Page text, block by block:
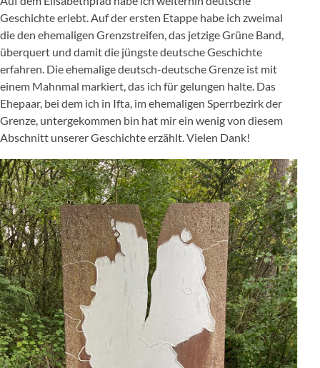
Geschichte erlebt. Auf der ersten Etappe habe ich zweimal
die den ehemaligen Grenzstreifen, das jetzige Grüne Band,
überquert und damit die jüngste deutsche Geschichte
erfahren. Die ehemalige deutsch-deutsche Grenze ist mit
einem Mahnmal markiert, das ich für gelungen halte. Das
Ehepaar, bei dem ich in Ifta, im ehemaligen Sperrbezirk der
Grenze, untergekommen bin hat mir ein wenig von diesem
Abschnitt unserer Geschichte erzählt. Vielen Dank!